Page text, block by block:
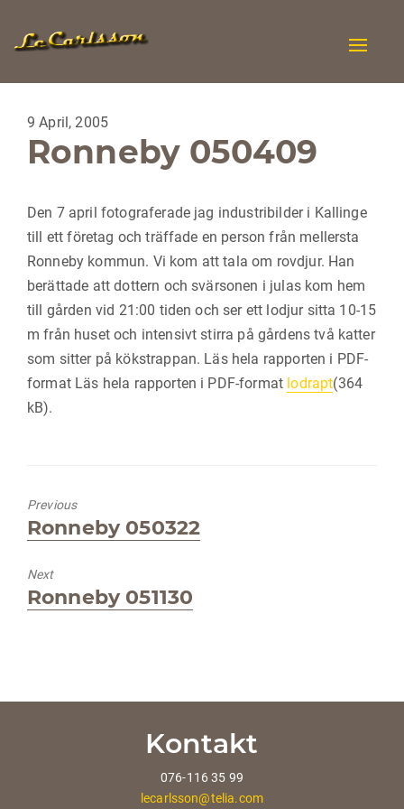
Toggle
9 April, 2005
Ronneby 050409
Den 7 april fotograferade jag industribilder i Kallinge
till ett företag och träffade en person från mellersta
Ronneby kommun. Vi kom att tala om rovdjur. Han
berättade att dottern och svärsonen i julas kom hem
till gården vid 21:00 tiden och ser ett lodjur sitta 10-15
m från huset och intensivt stirra på gårdens två katter
som sitter på kökstrappan. Läs hela rapporten i PDF-
format Läs hela rapporten i PDF-format lodrapt(364
kB).
Previous
Previous
post:
Ronneby 050322
Next
Next
post:
Ronneby 051130
Kontakt
076-116 35 99
lecarlsson@telia.com